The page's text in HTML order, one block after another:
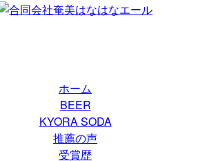
ホーム
BEER
KYORA SODA
推薦の声
受賞歴